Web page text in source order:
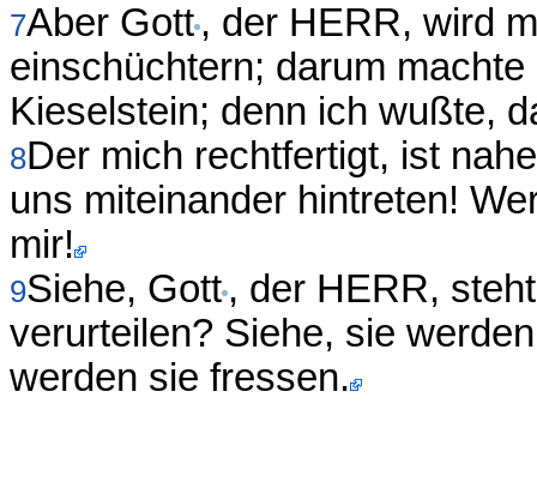
7Aber Gott , der HERR, wird
einschüchtern; darum
Kieselstein; denn ich wußte,
8Der mich rechtfertigt, ist
uns miteinander hintreten!
mir!
9Siehe, Gott , der HERR,
verurteilen? Siehe, sie
werden sie fressen.